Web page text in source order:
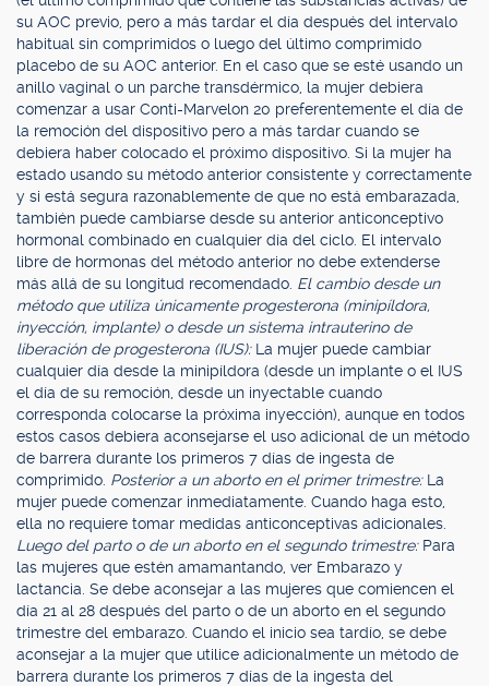
su AOC previo, pero a más tardar el día después del intervalo
habitual sin comprimidos o luego del último comprimido
placebo de su AOC anterior. En el caso que se esté usando un
anillo vaginal o un parche transdérmico, la mujer debiera
comenzar a usar Conti-Marvelon 20 preferentemente el día de
la remoción del dispositivo pero a más tardar cuando se
debiera haber colocado el próximo dispositivo. Si la mujer ha
estado usando su método anterior consistente y correctamente
y si está segura razonablemente de que no está embarazada,
también puede cambiarse desde su anterior anticonceptivo
hormonal combinado en cualquier día del ciclo. El intervalo
libre de hormonas del método anterior no debe extenderse
más allá de su longitud recomendado. El cambio desde un
método que utiliza únicamente progesterona (minipíldora,
inyección, implante) o desde un sistema intrauterino de
liberación de progesterona (IUS): La mujer puede cambiar
cualquier día desde la minipíldora (desde un implante o el IUS
el día de su remoción, desde un inyectable cuando
corresponda colocarse la próxima inyección), aunque en todos
estos casos debiera aconsejarse el uso adicional de un método
de barrera durante los primeros 7 días de ingesta de
comprimido. Posterior a un aborto en el primer trimestre: La
mujer puede comenzar inmediatamente. Cuando haga esto,
ella no requiere tomar medidas anticonceptivas adicionales.
Luego del parto o de un aborto en el segundo trimestre: Para
las mujeres que estén amamantando, ver Embarazo y
lactancia. Se debe aconsejar a las mujeres que comiencen el
día 21 al 28 después del parto o de un aborto en el segundo
trimestre del embarazo. Cuando el inicio sea tardío, se debe
aconsejar a la mujer que utilice adicionalmente un método de
barrera durante los primeros 7 días de la ingesta del